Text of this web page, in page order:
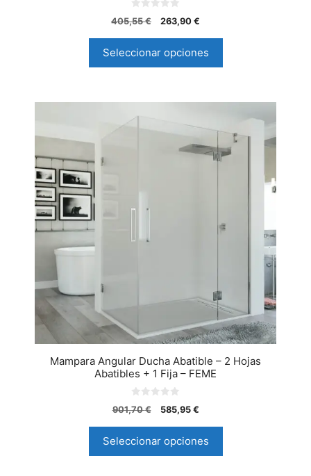
0
d
5
405,55€ 263,90 €
Seleccionar opciones
Mampara Angular Ducha Abatible – 2 Hojas
Abatibles + 1 Fija – FEME
0
d
5
901,70€ 585,95 €
Seleccionar opciones